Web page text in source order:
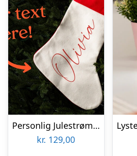
Personlig Julestrømpe med Tekst
kr. 129,00